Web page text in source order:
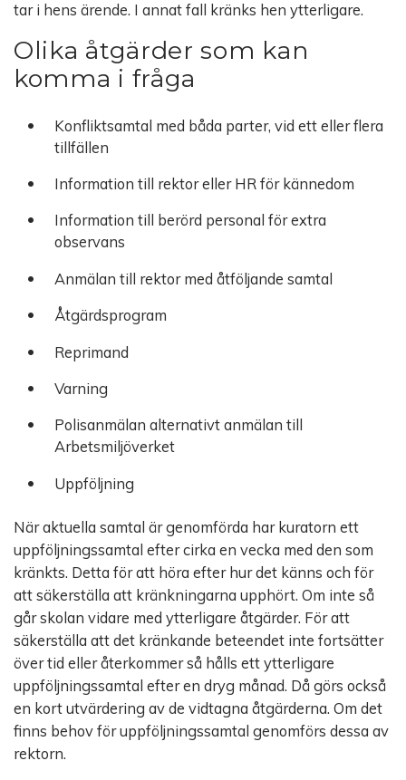
tar i hens ärende. I annat fall kränks hen ytterligare.
Olika åtgärder som kan
komma i fråga
Konfliktsamtal med båda parter, vid ett eller flera
tillfällen
Information till rektor eller HR för kännedom
Information till berörd personal för extra
observans
Anmälan till rektor med åtföljande samtal
Åtgärdsprogram
Reprimand
Varning
Polisanmälan alternativt anmälan till
Arbetsmiljöverket
Uppföljning
När aktuella samtal är genomförda har kuratorn ett
uppföljningssamtal efter cirka en vecka med den som
kränkts. Detta för att höra efter hur det känns och för
att säkerställa att kränkningarna upphört. Om inte så
går skolan vidare med ytterligare åtgärder. För att
säkerställa att det kränkande beteendet inte fortsätter
över tid eller återkommer så hålls ett ytterligare
uppföljningssamtal efter en dryg månad. Då görs också
en kort utvärdering av de vidtagna åtgärderna. Om det
finns behov för uppföljningssamtal genomförs dessa av
rektorn.